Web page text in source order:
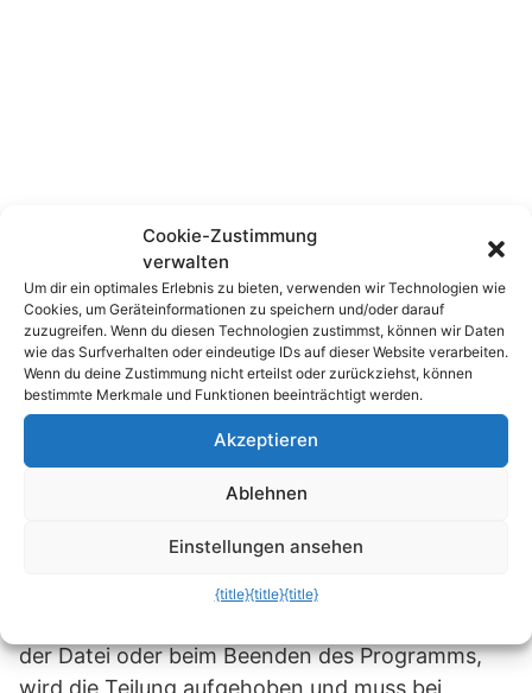
Alle Änderungen die in der einen Hälfte
vorgenommen werden, erscheinen auch in der
anderen Hälfte.
Benötigen Sie die Teilung nicht mehr, dann kann
sie mit dem Befehl „Fenster | Teilung aufheben“
oder bei Word 2007/2010 „Ansicht | Teilung
Außerdem wird die Teilung beim Speichern nicht
der Datei oder beim Beenden des Programms,
Cookie-Zustimmung
verwalten
Um dir ein optimales Erlebnis zu bieten, verwenden wir Technologien wie
Cookies, um Geräteinformationen zu speichern und/oder darauf
zuzugreifen. Wenn du diesen Technologien zustimmst, können wir Daten
wie das Surfverhalten oder eindeutige IDs auf dieser Website verarbeiten.
Wenn du deine Zustimmung nicht erteilst oder zurückziehst, können
bestimmte Merkmale und Funktionen beeinträchtigt werden.
Akzeptieren
Ablehnen
Einstellungen ansehen
{title}{title}{title}